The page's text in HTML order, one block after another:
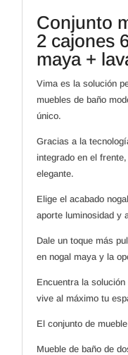
VIMA
nogal
maya
lavabo
Iberia
Conjunto
2 cajones
maya +
Vima es la solución
muebles de baño
único.
Gracias a la
integrado en el
elegante.
Elige el acabado
aporte luminosidad y
Dale un toque más
en nogal maya y la
Encuentra la
vive al máximo tu
El conjunto de
Mueble de baño de